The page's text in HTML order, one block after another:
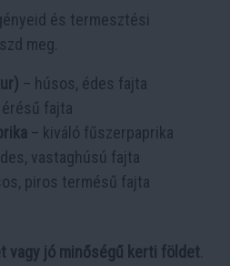
és termesztési
meg.
– húsos, édes fajta
fajta
– kiváló fűszerpaprika
vastaghúsú fajta
piros termésű fajta
vagy jó minőségű kerti földet